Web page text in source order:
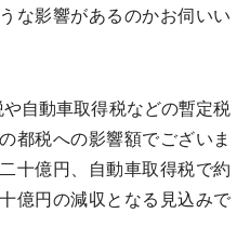
な影響があるのかお伺いい
自動車取得税などの暫定税
都税への影響額でございま
十億円、自動車取得税で約
億円の減収となる見込みで